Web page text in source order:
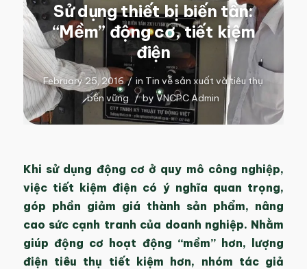
Sử dụng thiết bị biến tần:
“Mềm” động cơ, tiết kiệm
điện
February 25, 2016 / in Tin về sản xuất và tiêu thụ
bền vững / byVNCPC Admin
Khi sử dụng động cơ ở quy mô công nghiệp,
việc tiết kiệm điện có ý nghĩa quan trọng,
góp phần giảm giá thành sản phẩm, nâng
cao sức cạnh tranh của doanh nghiệp. Nhằm
giúp động cơ hoạt động “mềm” hơn, lượng
điện tiêu thụ tiết kiệm hơn, nhóm tác giả